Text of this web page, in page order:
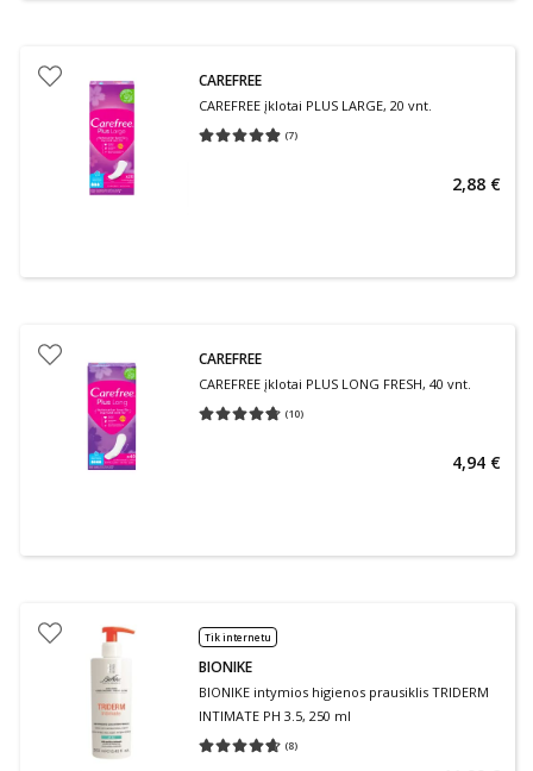
CAREFREE
CAREFREE įklotai PLUS LARGE, 20 vnt.
(7)
Vidutinis įvertinimas 4.86
2,88 €
CAREFREE
CAREFREE įklotai PLUS LONG FRESH, 40 vnt.
(10)
Vidutinis įvertinimas 4.70
4,94 €
Tik internetu
BIONIKE
BIONIKE intymios higienos prausiklis TRIDERM
INTIMATE PH 3.5, 250 ml
(8)
Vidutinis įvertinimas 4.63